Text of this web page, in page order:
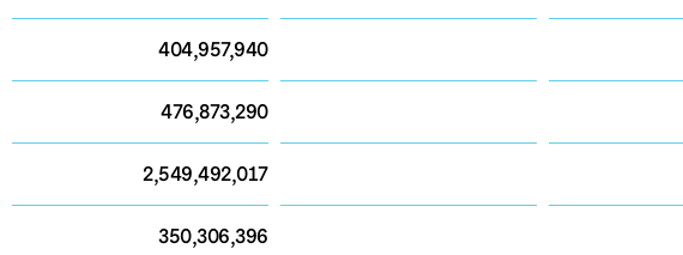
404,957,940
476,873,290
2,549,492,017
350,306,396